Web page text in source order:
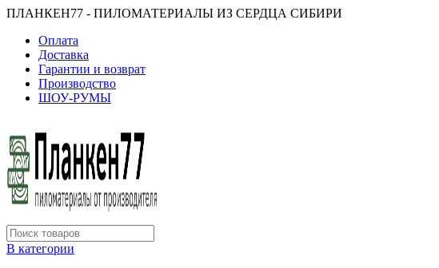
ПЛАНКЕН77 - ПИЛОМАТЕРИАЛЫ ИЗ СЕРДЦА СИБИРИ
Оплата
Доставка
Гарантии и возврат
Производство
ШОУ-РУМЫ
В категории